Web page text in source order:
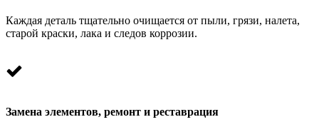
Каждая деталь тщательно очищается от пыли, грязи, налета,
старой краски, лака и следов коррозии.
Замена элементов, ремонт и реставрация